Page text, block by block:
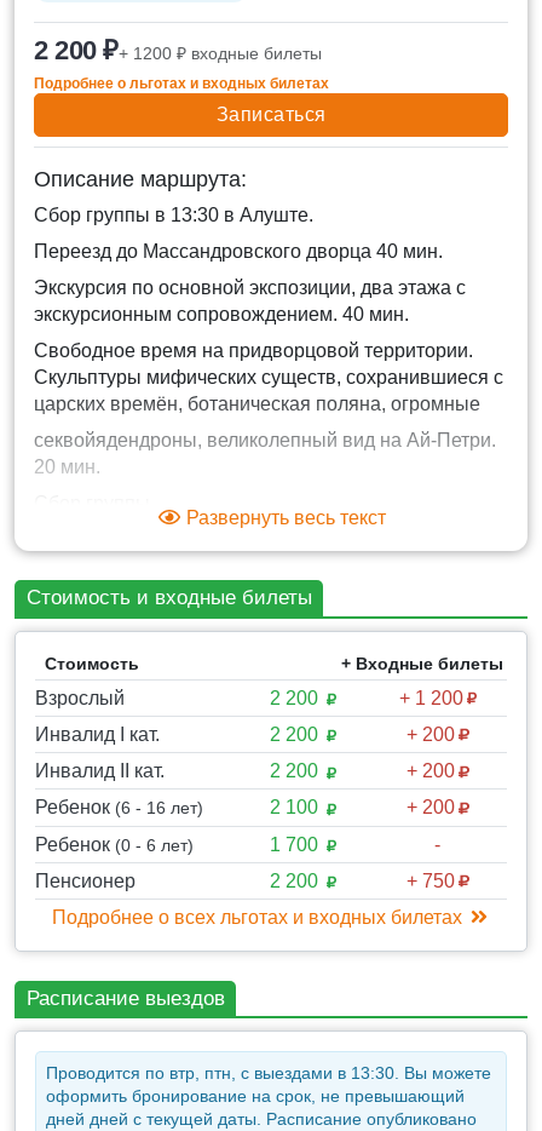
2 200 ₽+ 1200 ₽ входные билеты
Подробнее о льготах и входных билетах
Записаться
Описание маршрута:
Сбор группы в 13:30 в Алуште.
Переезд до Массандровского дворца 40 мин.
Экскурсия по основной экспозиции, два этажа с
экскурсионным сопровождением. 40 мин.
Свободное время на придворцовой территории.
Скульптуры мифических существ, сохранившиеся с
царских времён, ботаническая поляна, огромные
секвойядендроны, великолепный вид на Ай-Петри.
20 мин.
Экскурсия по Ливадийскому дворцу (основная
экспозиция).
Парадные залы, личные кабинеты и покои
венценосной семьи, Итальянский дворик и многое
другое. Всё в сопровождении экскурсовода. 1 час.
Возле дворца посещаем Крестовоздвиженскую
церковь Романовых, смотрим памятник И. Сталину,
У. Черчиллю, Ф. Рузвельту; памятник Александру III.
30 мин.
Сбор группы. Переезд в Алушту. 1,5 часа.
Время по маршруту указано приблизительно.
Порядок посещения объектов может меняться.
Развернуть весь текст
Стоимость и входные билеты
Стоимость + Входные билеты
Взрослый 2 200
+ 1 200
Инвалид I кат.
2 200
+ 200
Инвалид II кат.
2 200
+ 200
Ребенок (6 - 16 лет) 2 100
+ 200
Ребенок (0 - 6 лет) 1 700
-
Пенсионер
2 200
+ 750
Подробнее о всех льготах и входных билетах
Расписание выездов
Проводится по втр, птн, с выездами в 13:30. Вы можете
оформить бронирование на срок, не превышающий
дней дней с текущей даты. Расписание опубликовано